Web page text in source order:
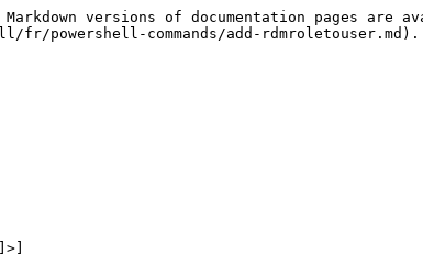
versions of documentation pages are
powershell-commands/add-rdmroletouser.md).